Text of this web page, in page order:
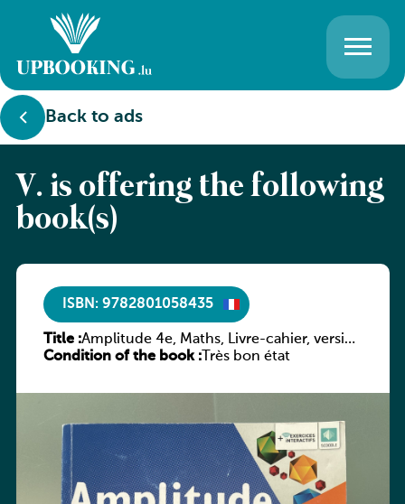
Back to ads
V. is offering the following
book(s)
ISBN: 9782801058435
Title :Amplitude 4e, Maths, Livre-cahier, version
luxembourgeoise
Condition of the book :Très bon état